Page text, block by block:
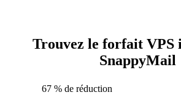
Trouvez le forfait VPS
SnappyMail
67 % de réduction